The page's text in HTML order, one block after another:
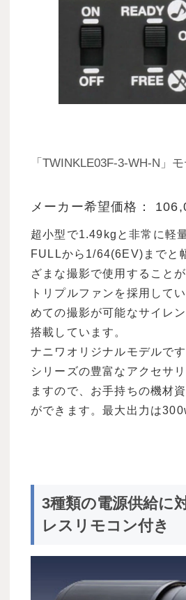
「TWINKLE03F-3-WH-N」
メーカー希望価格：
超小型で1.49kgと非常に軽
FULLから1/64(6EV)までと
ざまな撮影で使用することが
トリプルファンを採用して
めての撮影が可能なサイレ
搭載しています。
ナニワオリジナルモデルで
シリーズの豊富なアクセサ
ますので、お手持ちの機材
ができます。最大出力は
3種類の電源供給に
レスリモコン付き